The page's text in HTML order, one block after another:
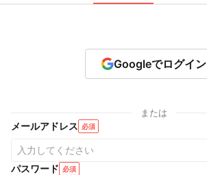
Googleでログイン
または
メールアドレス 必須
パスワード 必須